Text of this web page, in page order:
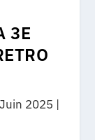
3E
2025 |